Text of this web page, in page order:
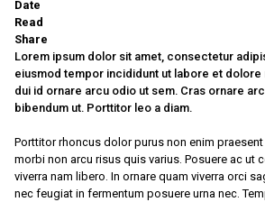
Date
Read
Share
Lorem ipsum dolor sit amet, consectetur
eiusmod tempor incididunt ut labore et dolore
dui id ornare arcu odio ut sem. Cras ornare
bibendum ut. Porttitor leo a diam.
Porttitor rhoncus dolor purus non enim
morbi non arcu risus quis varius. Posuere ac ut
viverra nam libero. In ornare quam viverra orci
nec feugiat in fermentum posuere urna nec.